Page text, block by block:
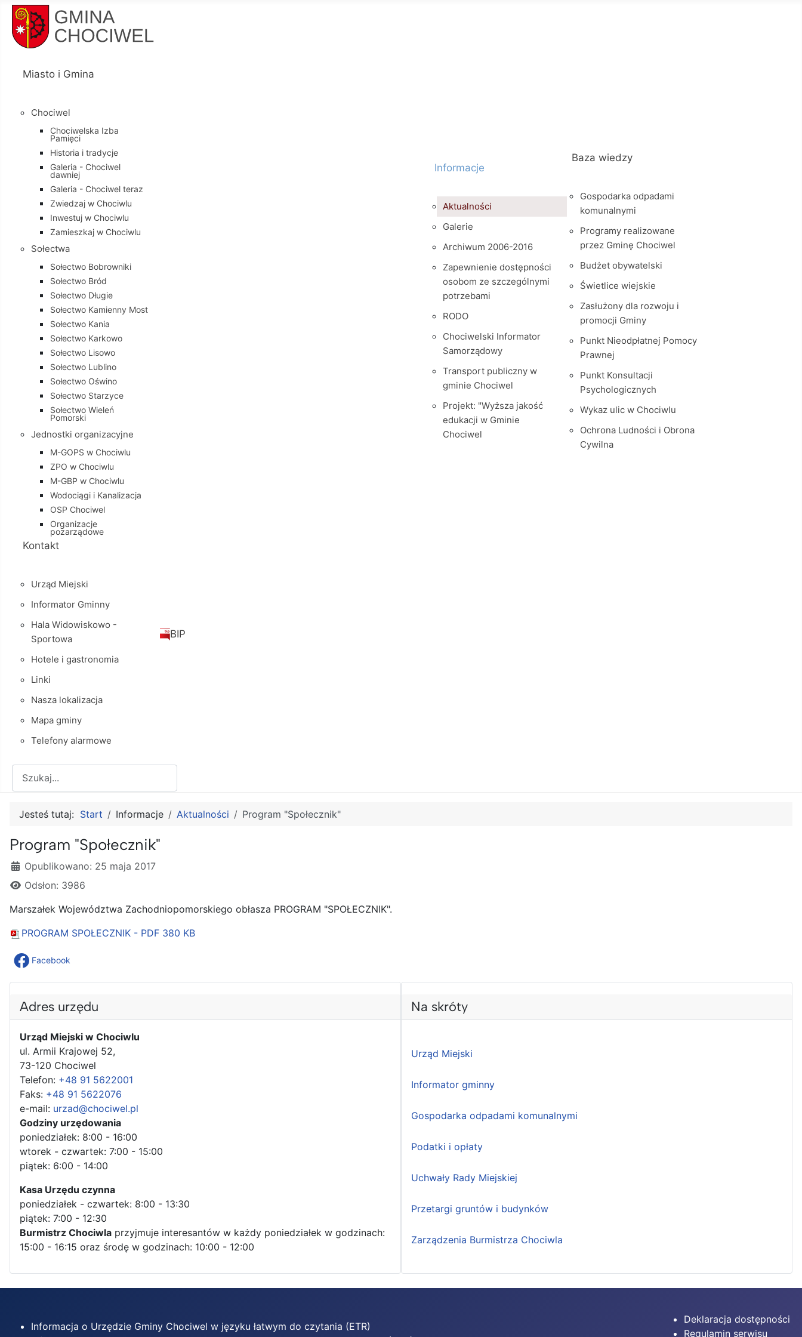
Miasto i Gmina
Chociwel
Chociwelska Izba
Pamięci
Historia i tradycje
Galeria - Chociwel
dawniej
Galeria - Chociwel teraz
Zwiedzaj w Chociwlu
Inwestuj w Chociwlu
Zamieszkaj w Chociwlu
Sołectwa
Sołectwo Bobrowniki
Sołectwo Bród
Sołectwo Długie
Sołectwo Kamienny Most
Sołectwo Kania
Sołectwo Karkowo
Sołectwo Lisowo
Sołectwo Lublino
Sołectwo Oświno
Sołectwo Starzyce
Sołectwo Wieleń
Pomorski
Jednostki organizacyjne
M-GOPS w Chociwlu
ZPO w Chociwlu
M-GBP w Chociwlu
Wodociągi i Kanalizacja
OSP Chociwel
Organizacje
pozarządowe
Informacje
Aktualności
Galerie
Archiwum 2006-2016
Zapewnienie dostępności
osobom ze szczególnymi
potrzebami
RODO
Chociwelski Informator
Samorządowy
Transport publiczny w
gminie Chociwel
Projekt: "Wyższa jakość
edukacji w Gminie
Chociwel
Baza wiedzy
Gospodarka odpadami
komunalnymi
Programy realizowane
przez Gminę Chociwel
Budżet obywatelski
Świetlice wiejskie
Zasłużony dla rozwoju i
promocji Gminy
Punkt Nieodpłatnej Pomocy
Prawnej
Punkt Konsultacji
Psychologicznych
Wykaz ulic w Chociwlu
Ochrona Ludności i Obrona
Cywilna
Kontakt
Urząd Miejski
Informator Gminny
Hala Widowiskowo -
Sportowa
Hotele i gastronomia
Linki
Nasza lokalizacja
Mapa gminy
Telefony alarmowe
BIP
Jesteś tutaj: Start Informacje Aktualności Program "Społecznik"
Program "Społecznik"
Szczegóły
Opublikowano: 25 maja 2017
Odsłon: 3986
Marszałek Województwa Zachodniopomorskiego obłasza PROGRAM "SPOŁECZNIK".
PROGRAM SPOŁECZNIK - PDF 380 KB
Facebook
Adres urzędu
Urząd Miejski w Chociwlu
ul. Armii Krajowej 52,
73-120 Chociwel
Telefon: +48 91 5622001
Faks: +48 91 5622076
e-mail: urzad@chociwel.pl
Godziny urzędowania
poniedziałek: 8:00 - 16:00
wtorek - czwartek: 7:00 - 15:00
piątek: 6:00 - 14:00
Kasa Urzędu czynna
poniedziałek - czwartek: 8:00 - 13:30
piątek: 7:00 - 12:30
Burmistrz Chociwla przyjmuje interesantów w każdy poniedziałek w godzinach:
15:00 - 16:15 oraz środę w godzinach: 10:00 - 12:00
Na skróty
Urząd Miejski
Informator gminny
Gospodarka odpadami komunalnymi
Podatki i opłaty
Uchwały Rady Miejskiej
Przetargi gruntów i budynków
Zarządzenia Burmistrza Chociwla
Informacja o Urzędzie Gminy Chociwel w języku łatwym do czytania (ETR)
Deklaracja dostępności
Regulamin serwisu